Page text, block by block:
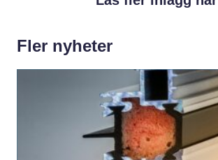
Fler nyheter